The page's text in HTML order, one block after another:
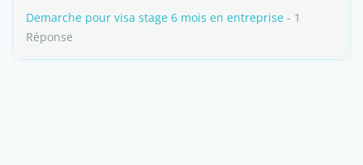
Demarche pour visa stage 6 mois en entreprise - 1
Réponse